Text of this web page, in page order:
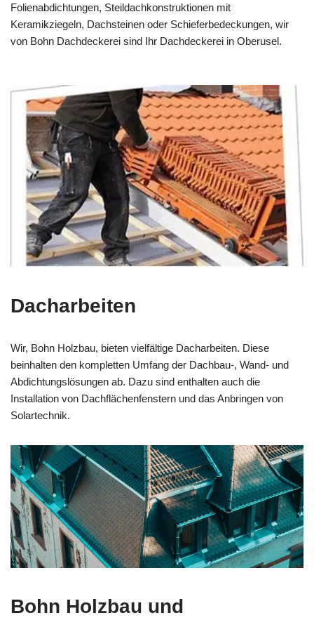
Folienabdichtungen, Steildachkonstruktionen mit
Keramikziegeln, Dachsteinen oder Schieferbedeckungen, wir
von Bohn Dachdeckerei sind Ihr Dachdeckerei in Oberusel.
Dacharbeiten
Wir, Bohn Holzbau, bieten vielfältige Dacharbeiten. Diese
beinhalten den kompletten Umfang der Dachbau-, Wand- und
Abdichtungslösungen ab. Dazu sind enthalten auch die
Installation von Dachflächenfenstern und das Anbringen von
Solartechnik.
Bohn Holzbau und